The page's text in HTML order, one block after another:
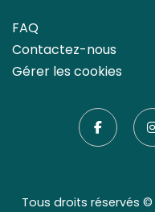
FAQ
Contactez-nous
Gérer les cookies
Tous droits réservés ©